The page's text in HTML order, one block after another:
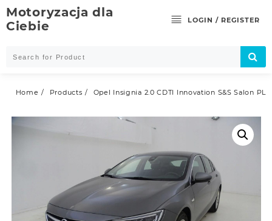
Skip
to
content
Motoryzacja dla
Ciebie
LOGIN / REGISTER
Home Products Opel Insignia 2.0 CDTI Innovation S&S Salon PL